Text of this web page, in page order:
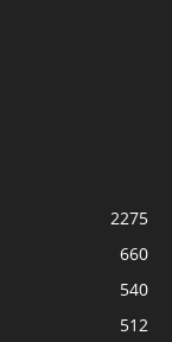
2275
660
540
512